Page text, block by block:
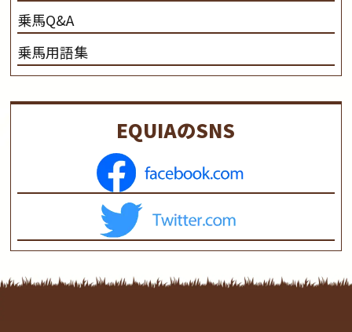
乗馬Q&A
乗馬用語集
EQUIAのSNS